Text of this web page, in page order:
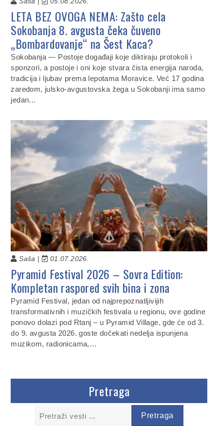
LETA BEZ OVOGA NEMA: Zašto cela
Sokobanja 8. avgusta čeka čuveno
„Bombardovanje“ na Šest Kaca?
Sokobanja — Postoje događaji koje diktiraju protokoli i
sponzori, a postoje i oni koje stvara čista energija naroda,
tradicija i ljubav prema lepotama Moravice. Već 17 godina
zaredom, julsko-avgustovska žega u Sokobanji ima samo
jedan…
Saša | 01.07.2026.
Pyramid Festival 2026 – Sovra Edition:
Kompletan raspored svih bina i zona
Pyramid Festival, jedan od najprepoznatljivijih
transformativnih i muzičkih festivala u regionu, ove godine
ponovo dolazi pod Rtanj – u Pyramid Village, gde će od 3.
do 9. avgusta 2026. goste dočekati nedelja ispunjena
muzikom, radionicama,…
Pretraga